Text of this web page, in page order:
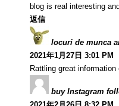
blog is real interesting
返信
locuri de munca
2021年1月27日 3:01 PM
Rattling great
buy Instagram